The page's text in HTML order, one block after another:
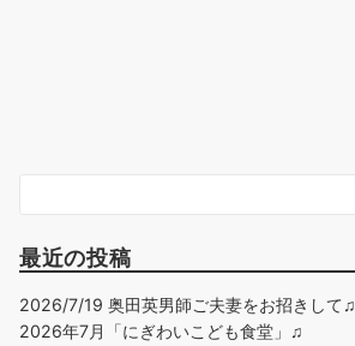
最近の投稿
2026/7/19 奥田英男師ご夫妻をお招きして♫
2026年7月「にぎわいこども食堂」♫